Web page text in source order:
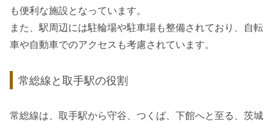
も便利な施設となっています。
また、駅周辺には駐輪場や駐車場も整備されており、自転
車や自動車でのアクセスも考慮されています。
常総線と取手駅の役割
常総線は、取手駅から守谷、つくば、下館へと至る、茨城